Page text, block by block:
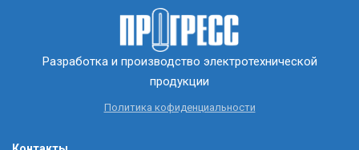
Разработка и производство электротехнической
продукции
Политика кофиденциальности